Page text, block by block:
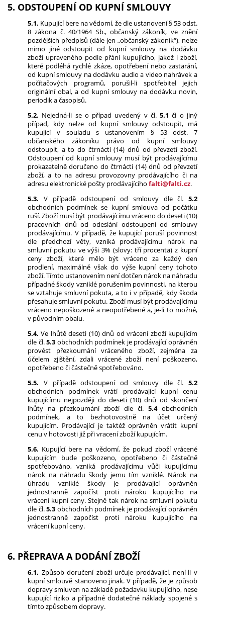
5. ODSTOUPENÍ OD KUPNÍ SMLOUVY
5.1. Kupující bere na vědomí, že dle ustanovení § 53 odst.
8 zákona č. 40/1964 Sb., občanský zákoník, ve znění
pozdějších předpisů (dále jen „občanský zákoník“), nelze
mimo jiné odstoupit od kupní smlouvy na dodávku
zboží upraveného podle přání kupujícího, jakož i zboží,
které podléhá rychlé zkáze, opotřebení nebo zastarání,
od kupní smlouvy na dodávku audio a video nahrávek a
počítačových programů, porušil-li spotřebitel jejich
originální obal, a od kupní smlouvy na dodávku novin,
periodik a časopisů.
5.2. Nejedná-li se o případ uvedený v čl.5.1 či o jiný
případ, kdy nelze od kupní smlouvy odstoupit, má
kupující v souladu s ustanovením § 53 odst. 7
občanského zákoníku právo od kupní smlouvy
odstoupit, a to do čtrnácti (14) dnů od převzetí zboží.
Odstoupení od kupní smlouvy musí být prodávajícímu
prokazatelně doručeno do čtrnácti (14) dnů od převzetí
zboží, a to na adresu provozovny prodávajícího či na
adresu elektronické pošty prodávajícího falti@falti.cz.
5.3. V případě odstoupení od smlouvy dle čl. 5.2
obchodních podmínek se kupní smlouva od počátku
ruší. Zboží musí být prodávajícímu vráceno do deseti (10)
pracovních dnů od odeslání odstoupení od smlouvy
prodávajícímu. V případě, že kupující poruší povinnost
dle předchozí věty, vzniká prodávajícímu nárok na
smluvní pokutu ve výši 3% (slovy: tří procenta) z kupní
ceny zboží, které mělo být vráceno za každý den
prodlení, maximálně však do výše kupní ceny tohoto
zboží. Tímto ustanovením není dotčen nárok na náhradu
případné škody vzniklé porušením povinnosti, na kterou
se vztahuje smluvní pokuta, a to i v případě, kdy škoda
přesahuje smluvní pokutu. Zboží musí být prodávajícímu
vráceno nepoškozené a neopotřebené a, je-li to možné,
v původním obalu.
5.4.Ve lhůtě deseti (10) dnů od vrácení zboží kupujícím
dle čl.5.3 obchodních podmínek je prodávající oprávněn
provést přezkoumání vráceného zboží, zejména za
účelem zjištění, zdali vrácené zboží není poškozeno,
opotřebeno či částečně spotřebováno.
5.5. V případě odstoupení od smlouvy dle čl. 5.2
obchodních podmínek vrátí prodávající kupní cenu
kupujícímu nejpozději do deseti (10) dnů od skončení
lhůty na přezkoumání zboží dle čl. 5.4obchodních
podmínek, a to bezhotovostně na účet určený
kupujícím. Prodávající je taktéž oprávněn vrátit kupní
cenu v hotovosti již při vracení zboží kupujícím.
5.6. Kupující bere na vědomí, že pokud zboží vrácené
kupujícím bude poškozeno, opotřebeno či částečně
spotřebováno, vzniká prodávajícímu vůči kupujícímu
nárok na náhradu škody jemu tím vzniklé. Nárok na
úhradu vzniklé škody je prodávající oprávněn
jednostranně započíst proti nároku kupujícího na
vrácení kupní ceny. Stejně tak nárok na smluvní pokutu
dle čl.5.3 obchodních podmínek je prodávající oprávněn
jednostranně započíst proti nároku kupujícího na
vrácení kupní ceny.
6. PŘEPRAVA A DODÁNÍ ZBOŽÍ
6.1. Způsob doručení zboží určuje prodávající, není-li v
kupní smlouvě stanoveno jinak. V případě, že je způsob
dopravy smluven na základě požadavku kupujícího, nese
kupující riziko a případné dodatečné náklady spojené s
tímto způsobem dopravy.